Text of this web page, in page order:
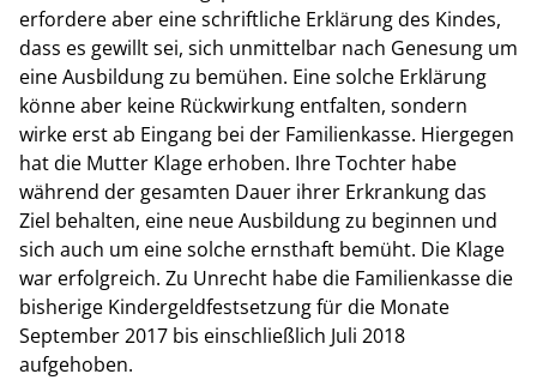
erfordere aber eine schriftliche Erklärung des Kindes,
dass es gewillt sei, sich unmittelbar nach Genesung um
eine Ausbildung zu bemühen. Eine solche Erklärung
könne aber keine Rückwirkung entfalten, sondern
wirke erst ab Eingang bei der Familienkasse. Hiergegen
hat die Mutter Klage erhoben. Ihre Tochter habe
während der gesamten Dauer ihrer Erkrankung das
Ziel behalten, eine neue Ausbildung zu beginnen und
sich auch um eine solche ernsthaft bemüht. Die Klage
war erfolgreich. Zu Unrecht habe die Familienkasse die
bisherige Kindergeldfestsetzung für die Monate
September 2017 bis einschließlich Juli 2018
aufgehoben.